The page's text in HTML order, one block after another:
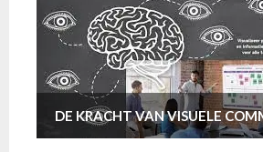
DE KRACHT VAN VISUELE